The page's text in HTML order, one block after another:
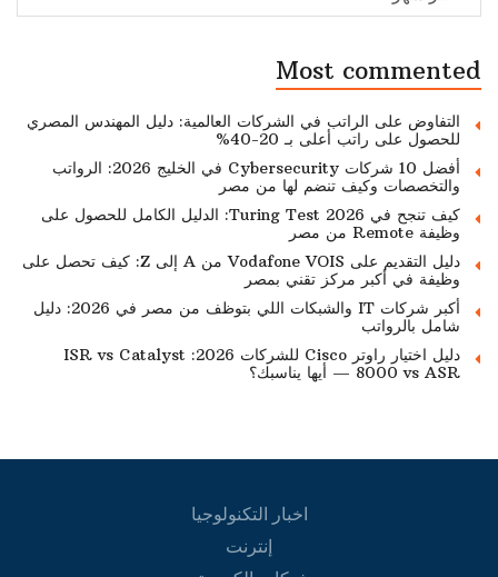
Most commented
التفاوض على الراتب في الشركات العالمية: دليل المهندس المصري
للحصول على راتب أعلى بـ 20-40%
أفضل 10 شركات Cybersecurity في الخليج 2026: الرواتب
والتخصصات وكيف تنضم لها من مصر
كيف تنجح في Turing Test 2026: الدليل الكامل للحصول على
وظيفة Remote من مصر
دليل التقديم على Vodafone VOIS من A إلى Z: كيف تحصل على
وظيفة في أكبر مركز تقني بمصر
أكبر شركات IT والشبكات اللي بتوظف من مصر في 2026: دليل
شامل بالرواتب
دليل اختيار راوتر Cisco للشركات 2026: ISR vs Catalyst
8000 vs ASR — أيها يناسبك؟
اخبار التكنولوجيا
إنترنت